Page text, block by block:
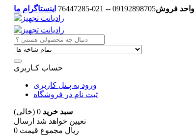
واحد فروش09192898705 -- 021-76447285 اینستاگرام ما
حساب کـاربری
ورود به پـنل کاربری
ثبت نام در فروشگاه
سبد خرید 0 (خالی)
تعیین خواهد شد ارسال
0 ریال مجموع قیمت